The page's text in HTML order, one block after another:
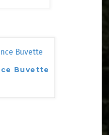
Buvette